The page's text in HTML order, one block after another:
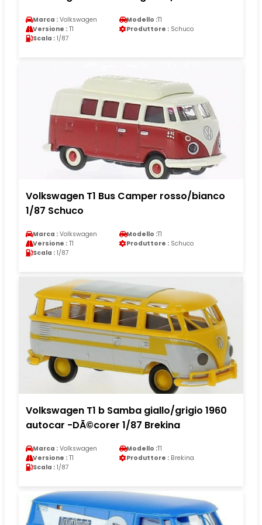
Marca : Volkswagen Modello :T1
Versione : T1 Produttore : Schuco
Scala : 1/87
Volkswagen T1 Bus Camper rosso/bianco
1/87 Schuco
Marca : Volkswagen Modello :T1
Versione : T1 Produttore : Schuco
Scala : 1/87
Volkswagen T1 b Samba giallo/grigio 1960
autocar -DÃ©corer 1/87 Brekina
Marca : Volkswagen Modello :T1
Versione : T1 Produttore : Brekina
Scala : 1/87